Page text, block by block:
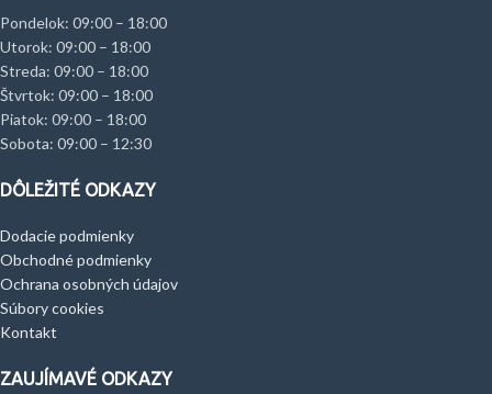
Pondelok: 09:00 – 18:00
Utorok: 09:00 – 18:00
Streda: 09:00 – 18:00
Štvrtok: 09:00 – 18:00
Piatok: 09:00 – 18:00
Sobota: 09:00 – 12:30
DÔLEŽITÉ ODKAZY
Dodacie podmienky
Obchodné podmienky
Ochrana osobných údajov
Súbory cookies
Kontakt
ZAUJÍMAVÉ ODKAZY